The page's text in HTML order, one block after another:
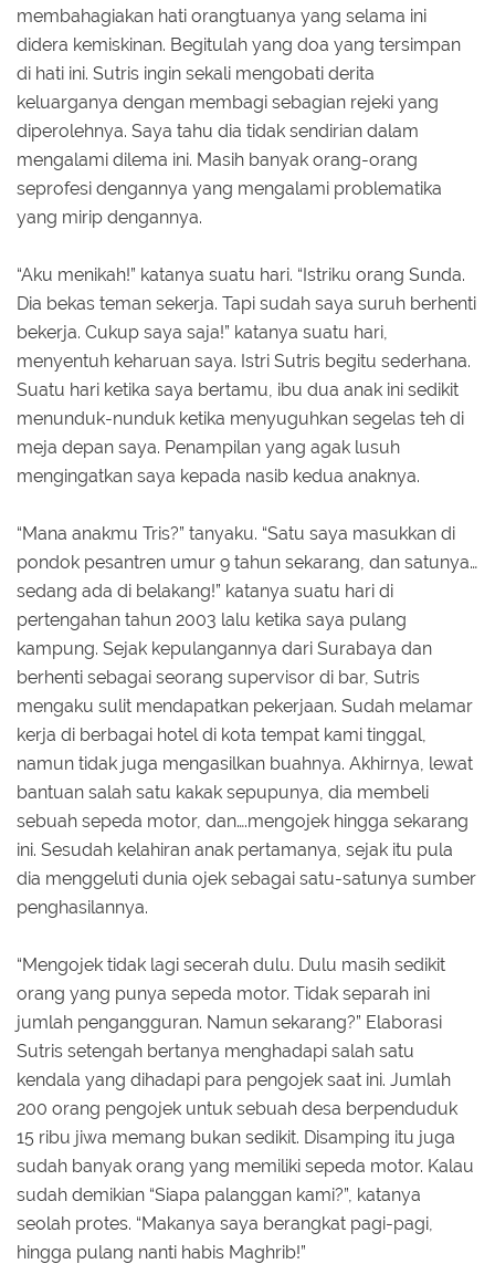
membahagiakan hati orangtuanya yang selama ini
didera kemiskinan. Begitulah yang doa yang tersimpan
di hati ini. Sutris ingin sekali mengobati derita
keluarganya dengan membagi sebagian rejeki yang
diperolehnya. Saya tahu dia tidak sendirian dalam
mengalami dilema ini. Masih banyak orang-orang
seprofesi dengannya yang mengalami problematika
yang mirip dengannya.
“Aku menikah!” katanya suatu hari. “Istriku orang Sunda.
Dia bekas teman sekerja. Tapi sudah saya suruh berhenti
bekerja. Cukup saya saja!” katanya suatu hari,
menyentuh keharuan saya. Istri Sutris begitu sederhana.
Suatu hari ketika saya bertamu, ibu dua anak ini sedikit
menunduk-nunduk ketika menyuguhkan segelas teh di
meja depan saya. Penampilan yang agak lusuh
mengingatkan saya kepada nasib kedua anaknya.
“Mana anakmu Tris?” tanyaku. “Satu saya masukkan di
pondok pesantren umur 9 tahun sekarang, dan satunya…
sedang ada di belakang!” katanya suatu hari di
pertengahan tahun 2003 lalu ketika saya pulang
kampung. Sejak kepulangannya dari Surabaya dan
berhenti sebagai seorang supervisor di bar, Sutris
mengaku sulit mendapatkan pekerjaan. Sudah melamar
kerja di berbagai hotel di kota tempat kami tinggal,
namun tidak juga mengasilkan buahnya. Akhirnya, lewat
bantuan salah satu kakak sepupunya, dia membeli
sebuah sepeda motor, dan….mengojek hingga sekarang
ini. Sesudah kelahiran anak pertamanya, sejak itu pula
dia menggeluti dunia ojek sebagai satu-satunya sumber
penghasilannya.
“Mengojek tidak lagi secerah dulu. Dulu masih sedikit
orang yang punya sepeda motor. Tidak separah ini
jumlah pengangguran. Namun sekarang?” Elaborasi
Sutris setengah bertanya menghadapi salah satu
kendala yang dihadapi para pengojek saat ini. Jumlah
200 orang pengojek untuk sebuah desa berpenduduk
15 ribu jiwa memang bukan sedikit. Disamping itu juga
sudah banyak orang yang memiliki sepeda motor. Kalau
sudah demikian “Siapa palanggan kami?”, katanya
seolah protes. “Makanya saya berangkat pagi-pagi,
hingga pulang nanti habis Maghrib!”